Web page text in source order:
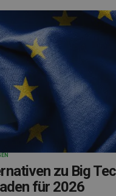
zu Big
für 2026